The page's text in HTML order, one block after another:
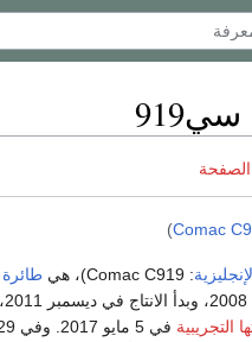
Comac
)
: Comac C919)، هي
التجريبية في 5 مايو 2017. وفي 29 سبتمبر 2022، حصلت على أول ترخيص من